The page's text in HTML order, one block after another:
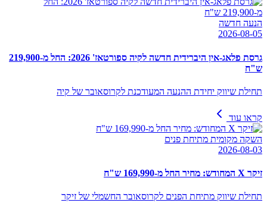
הנעה חדשה
2026-08-05
גרסת פלאג-אין היברידית חדשה לקיה ספורטאז' 2026: החל מ-219,900
ש"ח
תחילת שיווק יחידת ההנעה המעודכנת לקרוסאובר של קיה
קראו עוד
השקה מקומית מתיחת פנים
2026-08-03
זיקר X המחודש: מחיר החל מ-169,990 ש"ח
תחילת שיווק מתיחת הפנים לקרוסאובר החשמלי של זיקר